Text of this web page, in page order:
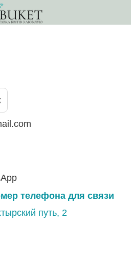
телефона для связи
путь, 2